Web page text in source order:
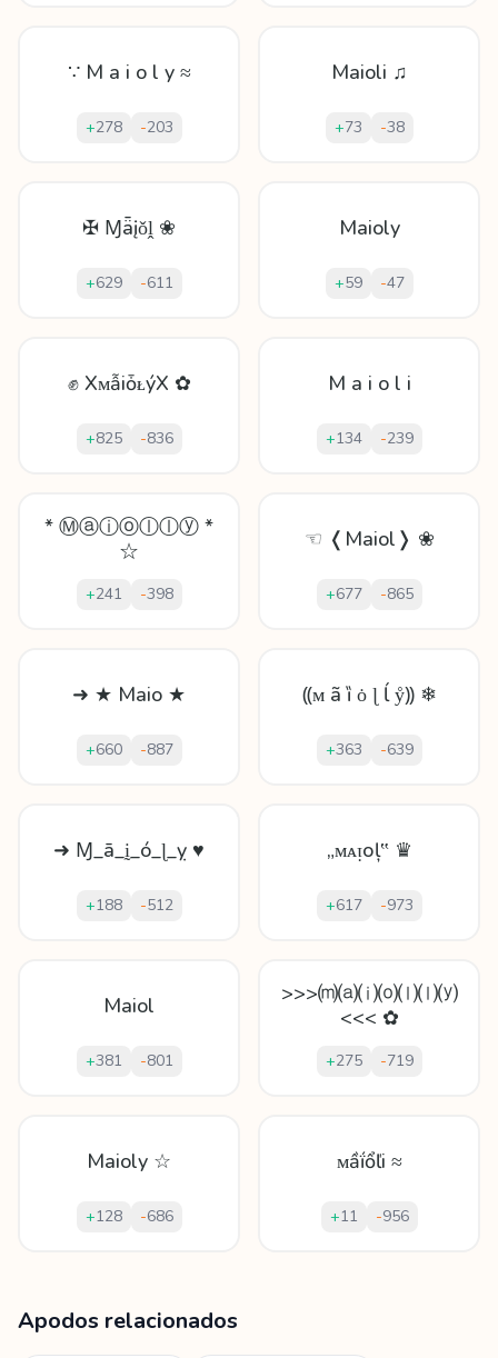
∵ M a i o l y ≈
+278 -203
Maioli ♫
+73 -38
✠ Ɱǟįǒḽ ❀
+629 -611
Maioly
+59 -47
✊ XᴍẫіȱᴌýX ✿
+825 -836
M a i o l i
+134 -239
* Ⓜⓐⓘⓞⓛⓛⓨ *
☆
+241 -398
☜ ❬Maiol❭ ❀
+677 -865
➜ ★ Maio ★
+660 -887
⸨ᴍ ã ȉ ȯ ɭ ĺ ẙ⸩ ❄
+363 -639
➜ Ɱ_ā_ḭ_ó_ɭ_ỵ ♥
+188 -512
„ᴍᴀᴉоļ‟ ♛
+617 -973
Maiol
+381 -801
>>>⒨⒜⒤⒪⒧⒧⒴
<<< ✿
+275 -719
Maioly ☆
+128 -686
ᴍầḯổľi ≈
+11 -956
Apodos relacionados